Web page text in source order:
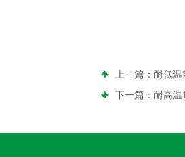
上一篇： 耐低温
下一篇： 耐高温